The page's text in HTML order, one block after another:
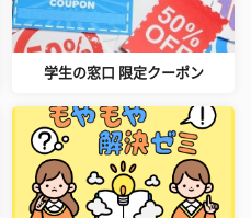
学生の窓口 限定クーポン